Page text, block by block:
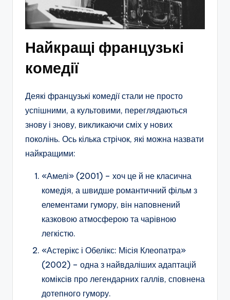
Найкращі французькі
комедії
Деякі французькі комедії стали не просто
успішними, а культовими, переглядаються
знову і знову, викликаючи сміх у нових
поколінь. Ось кілька стрічок, які можна назвати
найкращими:
«Амелі» (2001) – хоч це й не класична
комедія, а швидше романтичний фільм з
елементами гумору, він наповнений
казковою атмосферою та чарівною
легкістю.
«Астерікс і Обелікс: Місія Клеопатра»
(2002) – одна з найвдаліших адаптацій
коміксів про легендарних галлів, сповнена
дотепного гумору.